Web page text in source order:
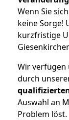
Wenn Sie
keine Sorge!
kurzfristige
Wir verfügen
durch
Auswahl an
Problem löst.